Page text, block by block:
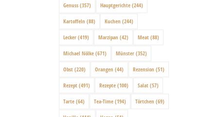
Genuss (357) Hauptgerichte (244)
Kartoffeln (88) Kuchen (244)
Lecker (419) Marzipan (42) Meat (88)
Michael Nölke (671) Münster (352)
Obst (220) Orangen (44) Rezension (51)
Rezept (491) Rezepte (100) Salat (57)
Tarte (64) Tea-Time (194) Törtchen (69)